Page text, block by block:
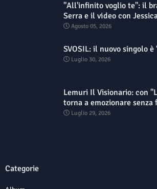
"All'infinito voglio te": il
Serra e il video con
Agosto 05, 2026
SVOSIL: il nuovo singolo è
Luglio 30, 2026
Lemuri Il Visionario: con
torna a emozionare senza
Luglio 29, 2026
Categorie